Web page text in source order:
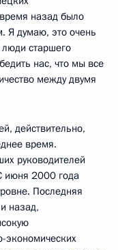
назад было
Я думаю, это очень
старшего
нас, что мы все
между двумя
действительно,
время.
руководителей
июня 2000 года
Последняя
назад,
экономических